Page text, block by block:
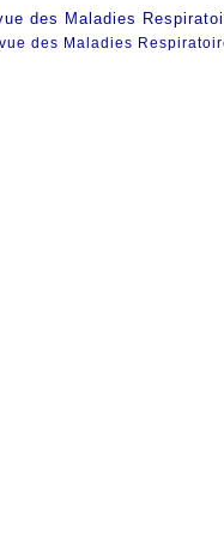
des Maladies
des Maladies